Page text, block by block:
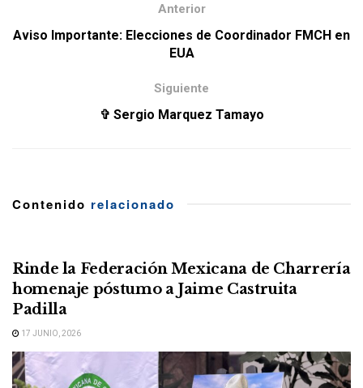
Anterior
Aviso Importante: Elecciones de Coordinador FMCH en
EUA
Siguiente
✞ Sergio Marquez Tamayo
Contenido relacionado
Rinde la Federación Mexicana de Charrería
homenaje póstumo a Jaime Castruita
Padilla
17 JUNIO, 2026